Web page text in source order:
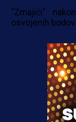
"Zmajići"
osvojenih